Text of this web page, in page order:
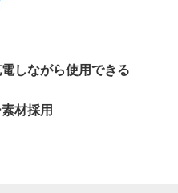
しながら使用できる
材採用